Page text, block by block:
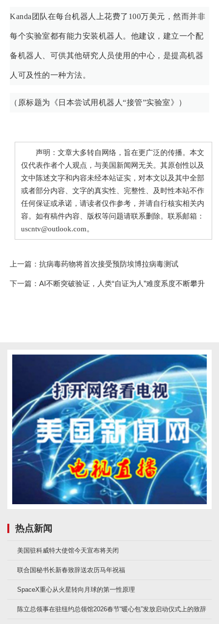
Kanda团队在每台机器人上花费了100万美元，然而并非
每个实验室都有能力安装机器人。他建议，建立一个配
备机器人、可供其他研究人员使用的中心，是提高机器
人可及性的一种方法。
（原标题为《日本尝试用机器人“接管”实验室》）
声明：文章大多转自网络，旨在更广泛的传播。本文
仅代表作者个人观点，与美国新闻网无关。其原创性以及
文中陈述文字和内容未经本站证实，对本文以及其中全部
或者部分内容、文字的真实性、完整性、及时性本站不作
任何保证或承诺，请读者仅作参考，并请自行核实相关内
容。如有稿件内容、版权等问题请联系删除。联系邮箱：
uscntv@outlook.com。
上一篇： 抗病毒药物将首次接受预防埃博拉病毒测试
下一篇： AI不断突破验证，人类“自证为人”难度系度不断攀升
热点新闻
美国驻科威特大使馆今天宣布将关闭
联合国秘书长新春致辞送农历马年祝福
SpaceX重心从火星转向月球的第一性原理
陈立总领事在驻纽约总领馆2026春节“暖心包”发放启动仪式上的致辞